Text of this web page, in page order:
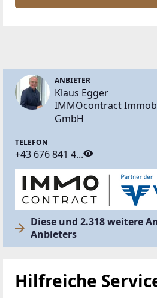
ANBIETER
Klaus Egger
IMMOcontract
GmbH
TELEFON
+43 676 841 4...
Diese und 2.318 weitere
Anbieters
Hilfreiche